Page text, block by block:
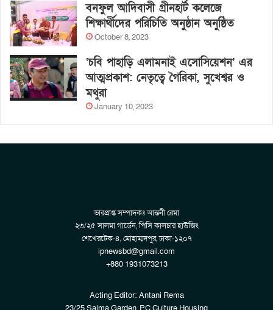
বনফুল আদিবাসী গ্রীনহার্ট কলেজে
শিক্ষার্থীদের পরিচিতি অনুষ্ঠান অনুষ্ঠিত
October 8, 2023
‘চবি পাহাড়ি এলামনাই এসোসিয়েশন’ এর
আত্মপ্রকাশ: নেতৃত্বে গৈরিকা, সুখেশ্বর ও
মথুরা
January 10, 2023
ভারপ্রাপ্ত সম্পাদকঃ আন্তনী রেমা
২৩/২৫ সালমা গার্ডেন, পিসি কালচার হাউজিং
শেখেরটেক-৪, মোহাম্মদপুর, ঢাকা-১২০৭
ipnewsbd@gmail.com
+880 1931073213
Acting Editor: Antani Rema